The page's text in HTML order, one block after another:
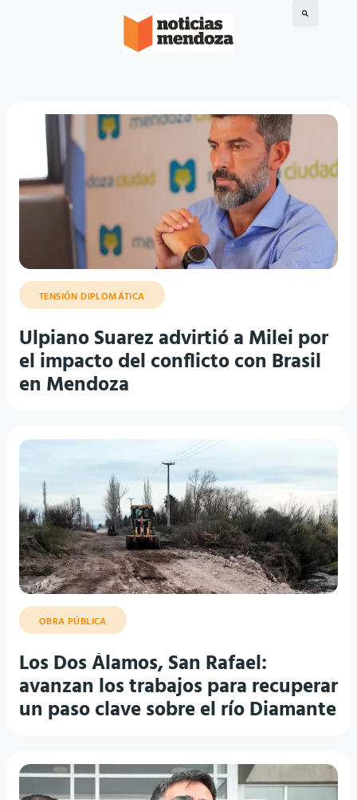
TENSIÓN DIPLOMÁTICA
Ulpiano Suarez advirtió a Milei por
el impacto del conflicto con Brasil
en Mendoza
OBRA PÚBLICA
Los Dos Álamos, San Rafael:
avanzan los trabajos para recuperar
un paso clave sobre el río Diamante